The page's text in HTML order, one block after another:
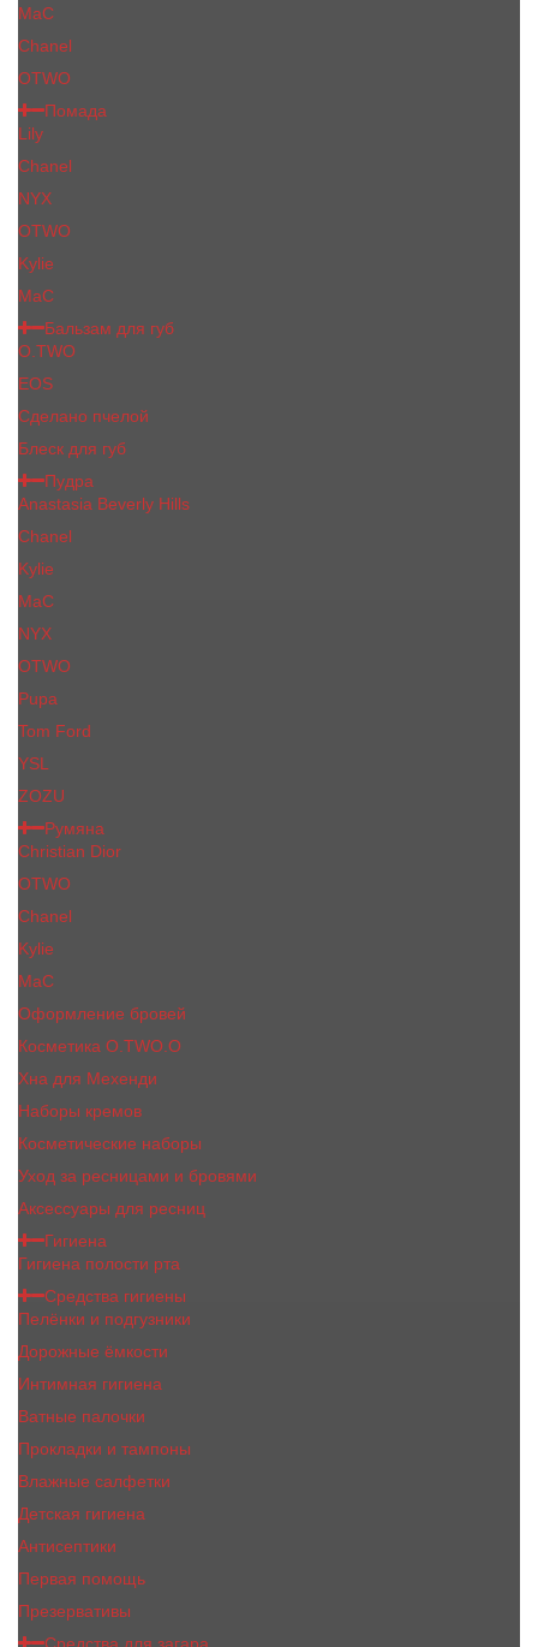
MaC
Сhanеl
OTWO
Помада
Lily
Chanel
NYX
OTWO
Kylie
МаС
Бальзам для губ
O.TWO
EOS
Сделано пчелой
Блеск для губ
Пудра
Anastasia Beverly Hills
Chanel
Kylie
MaC
NYX
OTWO
Pupa
Tom Ford
YSL
ZOZU
Румяна
Christian Dior
OTWO
Сhanеl
Kylie
MaC
Оформление бровей
Косметика O.TWO.O
Хна для Мехенди
Наборы кремов
Косметические наборы
Уход за ресницами и бровями
Аксессуары для ресниц
Гигиена
Гигиена полости рта
Средства гигиены
Пелёнки и подгузники
Дорожные ёмкости
Интимная гигиена
Ватные палочки
Прокладки и тампоны
Влажные салфетки
Детская гигиена
Антисептики
Первая помощь
Презервативы